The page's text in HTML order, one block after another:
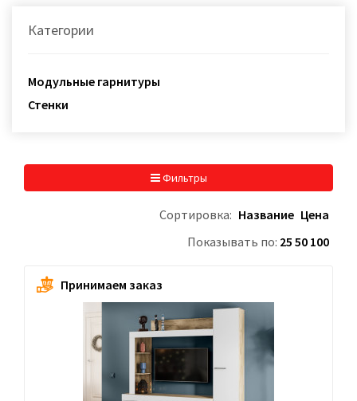
Категории
Модульные гарнитуры
Стенки
Фильтры
Сортировка: Название Цена
Показывать по: 25 50 100
Принимаем заказ